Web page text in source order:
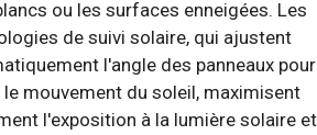
ou les surfaces enneigées. Les
de suivi solaire, qui ajustent
l'angle des panneaux pour
le mouvement du soleil, maximisent
l'exposition à la lumière solaire et